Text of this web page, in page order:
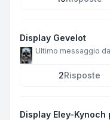
Display Gevelot
Ultimo messaggio da
2Risposte
Display Eley-